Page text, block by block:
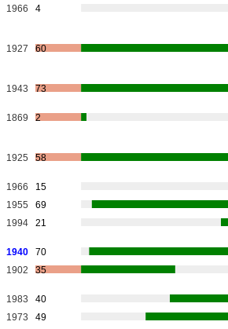
1966 4
1927 60
1943 73
1869 2
1925 58
1966
15
1955
69
1994 21
1940
70
1902 35
1983
40
1973
49